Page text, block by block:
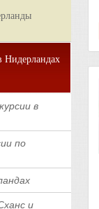
Нидерландах
в
по
и